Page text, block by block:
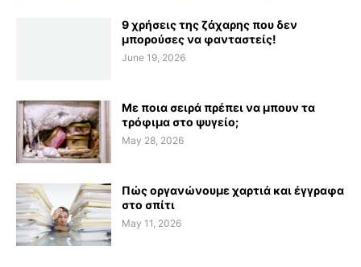
9 χρήσεις της ζάχαρης που δεν
μπορούσες να φανταστείς!
June 19, 2026
Με ποια σειρά πρέπει να μπουν τα
τρόφιμα στο ψυγείο;
May 28, 2026
Πώς οργανώνουμε χαρτιά και έγγραφα
στο σπίτι
May 11, 2026